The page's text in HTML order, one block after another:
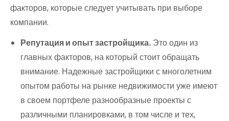
факторов, которые следует учитывать при выборе
компании.
Репутация и опыт застройщика. Это один из
главных факторов, на который стоит обращать
внимание. Надежные застройщики с многолетним
опытом работы на рынке недвижимости уже имеют
в своем портфеле разнообразные проекты с
различными планировками, в том числе и тех,